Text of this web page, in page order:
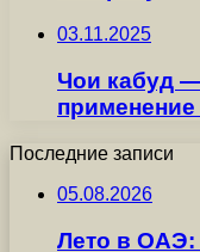
03.11.2025
Чои кабуд
Последние записи
05.08.2026
Лето в ОАЭ: